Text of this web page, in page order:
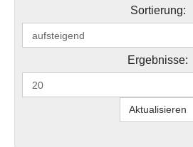
Sortierung:
Ergebnisse: